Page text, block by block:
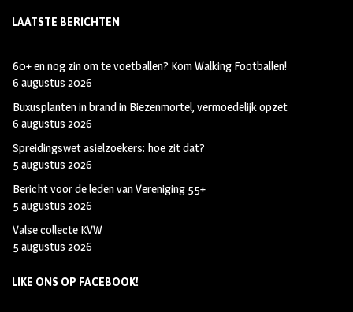
LAATSTE BERICHTEN
60+ en nog zin om te voetballen? Kom Walking Footballen!
6 augustus 2026
Buxusplanten in brand in Biezenmortel, vermoedelijk opzet
6 augustus 2026
Spreidingswet asielzoekers: hoe zit dat?
5 augustus 2026
Bericht voor de leden van Vereniging 55+
5 augustus 2026
Valse collecte KVW
5 augustus 2026
LIKE ONS OP FACEBOOK!